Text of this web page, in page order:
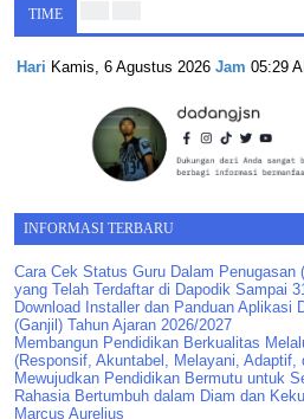
TIME
Hari Kamis, 6 Agustus 2026 Jam 05:29
INFORMASI TERBARU
Cara Cek Status Guru Dalam Penugasan
yang Telah Terdaftar di Dapodik Sampai
Download Installer dan Panduan Aplikasi
(Ganjil) Tahun Ajaran 2026/2027
Membangun Pendidikan Berkualitas
(Responsif, Akuntabel, Melayani, Adaptif,
Mewujudkan Pendidikan Bermutu untuk
Rahasia Bertumbuh dalam Diam dan
Marcus Aurelius